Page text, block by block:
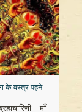
के वस्त्र पहने
– माँ